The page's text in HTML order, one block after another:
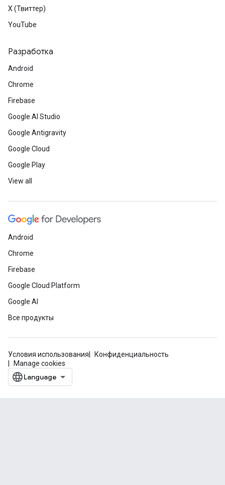
X (Твиттер)
YouTube
Разработка
Android
Chrome
Firebase
Google AI Studio
Google Antigravity
Google Cloud
Google Play
View all
Android
Chrome
Firebase
Google Cloud Platform
Google AI
Все продукты
Условия использования
Конфиденциальность
Manage cookies